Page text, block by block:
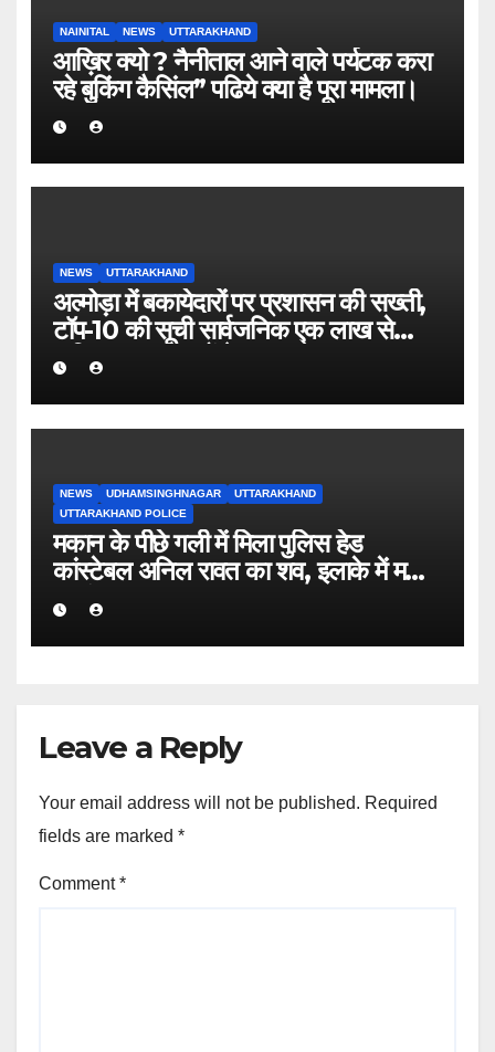
NAINITAL NEWS UTTARAKHAND
आख़िर क्यो ? नैनीताल आने वाले पर्यटक करा
रहे बुकिंग कैसिंल” पढिये क्या है पूरा मामला।
NEWS UTTARAKHAND
अल्मोड़ा में बकायेदारों पर प्रशासन की सख्ती,
टॉप-10 की सूची सार्वजनिक एक लाख से
अधिक बकाया वालों के नाम-पते चस्पा, राजस्व
वसूली अभियान तेज
NEWS UDHAMSINGHNAGAR
UTTARAKHAND
UTTARAKHAND POLICE
मकान के पीछे गली में मिला पुलिस हेड
कांस्टेबल अनिल रावत का शव, इलाके में मचा
हड़कंप।
Leave a Reply
Your email address will not be published. Required
fields are marked *
Comment*